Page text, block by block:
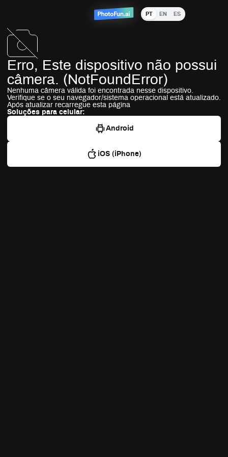
PT EN ES
Erro, Este dispositivo não possui
câmera. ( NotFoundError)
Nenhuma câmera válida foi encontrada nesse dispositivo.
Verifique se o seu navegador/sistema operacional está atualizado.
Após atualizar recarregue esta página
Soluções para celular:
Android
iOS (iPhone)